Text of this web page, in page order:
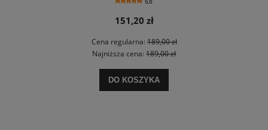
5.0
151,20 zł
Cena regularna:189,00 zł
Najniższa cena: 189,00 zł
DO KOSZYKA